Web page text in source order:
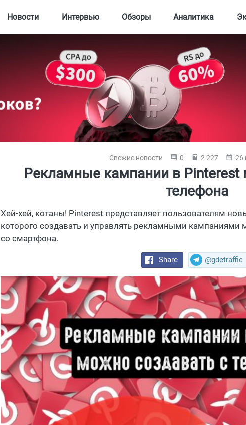
Новости Интервью Обзоры Аналитика
Свежие новости 0 2 227 26
Рекламные кампании в Pinterest
телефона
Хей-хей, котаны! Pinterest представляет пользователям
которого создавать и управлять рекламными
со смартфона.
Share @gdetraffic